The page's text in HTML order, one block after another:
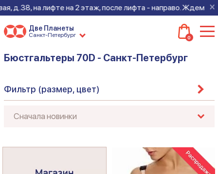
×
д.38, на лифте на 2 этаж, после лифта - направо. Ждем
Две Планеты
Санкт-Петербург 0
Бюстгальтеры 70D - Санкт-Петербург
Фильтр (размер, цвет)